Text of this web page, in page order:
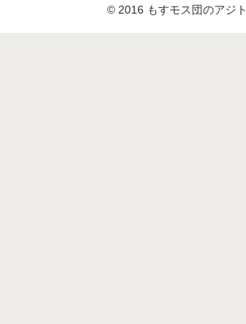
© 2016 もすモス団のアジト.